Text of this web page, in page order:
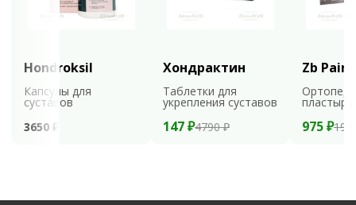
Hondroksil
Капсулы для
суставов
3650 ₽
Хондрактин
Таблетки для
укрепления суставов
147 ₽4790 ₽
Zb Pain
пластыри
975 ₽